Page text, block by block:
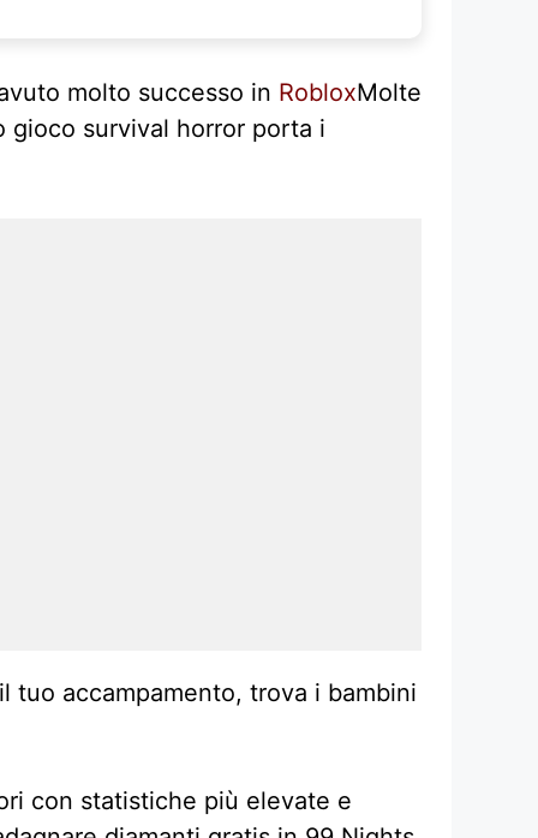
molto successo in RobloxMolte
gioco survival horror porta i
tuo accampamento, trova i bambini
con statistiche più elevate e